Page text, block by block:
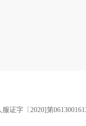
证字〔2020]第